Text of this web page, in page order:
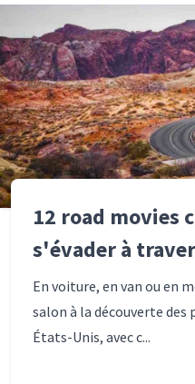
12 road movies
s'évader à
En voiture, en van ou en
salon à la découverte des
États-Unis, avec c...